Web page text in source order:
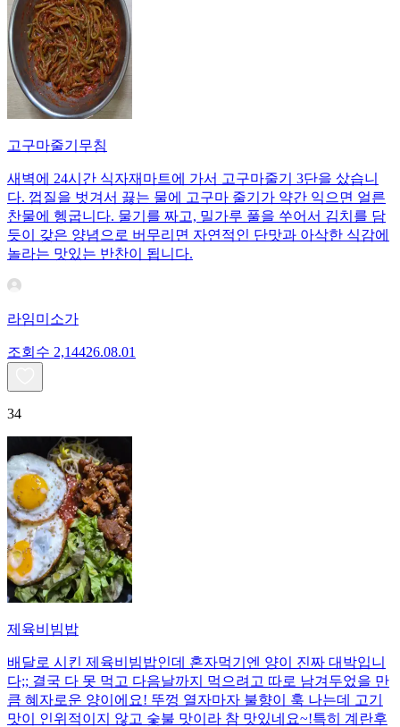
고구마줄기무침
새벽에 24시간 식자재마트에 가서 고구마줄기 3단을 샀습니
다. 껍질을 벗겨서 끓는 물에 고구마 줄기가 약간 익으면 얼른
찬물에 헹굽니다. 물기를 짜고, 밀가루 풀을 쑤어서 김치를 담
듯이 갖은 양념으로 버무리면 자연적인 단맛과 아삭한 식감에
놀라는 맛있는 반찬이 됩니다.
라임미소가
조회수 2,14426.08.01
34
제육비빔밥
배달로 시킨 제육비빔밥인데 혼자먹기엔 양이 진짜 대박입니
다;; 결국 다 못 먹고 다음날까지 먹으려고 따로 남겨두었을 만
큼 혜자로운 양이에요! 뚜껑 열자마자 불향이 훅 나는데 고기
맛이 인위적이지 않고 숯불 맛이라 참 맛있네요~!특히 계란후